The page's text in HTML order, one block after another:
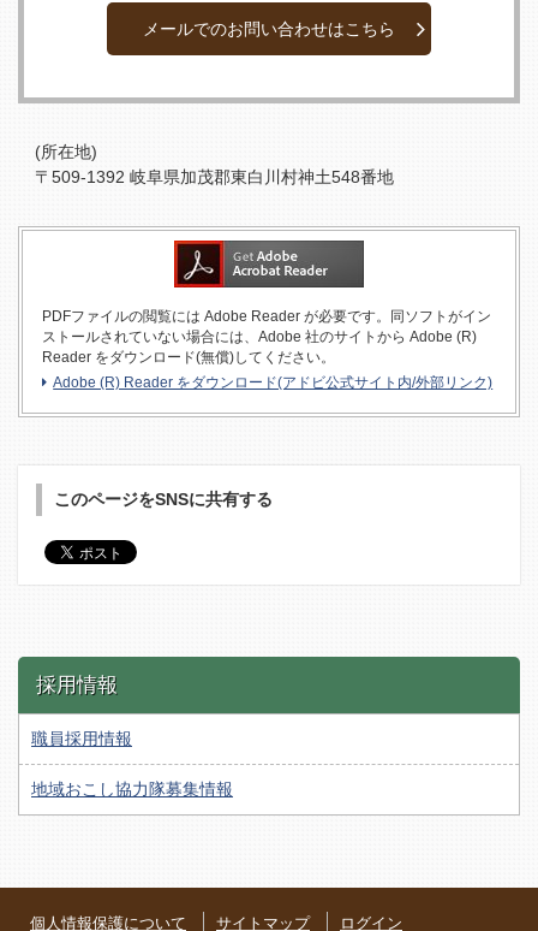
メールでのお問い合わせはこちら
(所在地)
〒509-1392 岐阜県加茂郡東白川村神土548番地
PDFファイルの閲覧には Adobe Reader が必要です。同ソフトがイン
ストールされていない場合には、Adobe 社のサイトから Adobe (R)
Reader をダウンロード(無償)してください。
Adobe (R) Reader をダウンロード(アドビ公式サイト内/外部リンク)
このページをSNSに共有する
採用情報
職員採用情報
地域おこし協力隊募集情報
個人情報保護について サイトマップ ログイン